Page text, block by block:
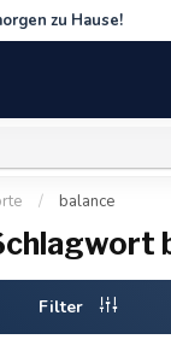
zu Hause!
/ balance
Filter